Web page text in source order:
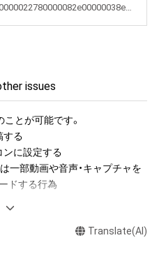
0x0000000022780000082e00000038e1a9
issues
とが可能です。
する
ンに設定する
一部動画や音声・キャプチャを
ドする行為
像および映像、音楽、商標または
Translate(AI)